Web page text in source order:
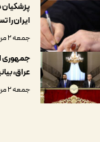
پزشکیان
ایران
جمعه ۲ مرداد, ۱۴۰۵ | ساعت: ۱۰:۱۳
جمهوری
عراق،
جمعه ۲ مرداد, ۱۴۰۵ | ساعت: ۱۰:۱۵